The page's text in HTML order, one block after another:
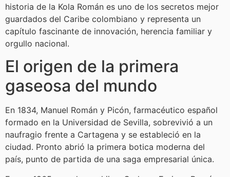
historia de la Kola Román es uno de los secretos mejor
guardados del Caribe colombiano y representa un
capítulo fascinante de innovación, herencia familiar y
orgullo nacional.
El origen de la primera
gaseosa del mundo
En 1834, Manuel Román y Picón, farmacéutico español
formado en la Universidad de Sevilla, sobrevivió a un
naufragio frente a Cartagena y se estableció en la
ciudad. Pronto abrió la primera botica moderna del
país, punto de partida de una saga empresarial única.